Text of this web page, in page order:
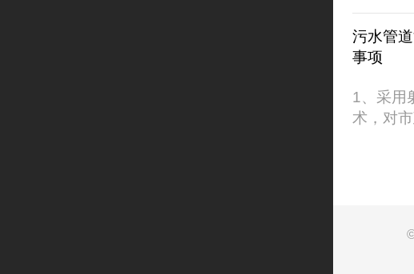
道疏通
的要求
塘作为
部没入
些企业
处理不
道堵塞
集，各
增，管
上海瑞
市，以
污水管
事项
1、采用
术，对
成超高
清除，
管道内